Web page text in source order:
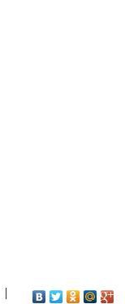
|